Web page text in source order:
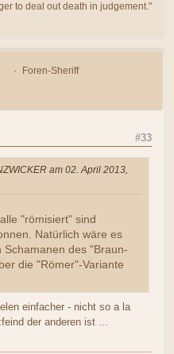
to deal out death in judgement."
Foren-Sheriff
#33
am 02. April 2013,
"römisiert" sind
Natürlich wäre es
des "Braun-
die "Römer"-Variante
einfacher - nicht so a la
der anderen ist ...